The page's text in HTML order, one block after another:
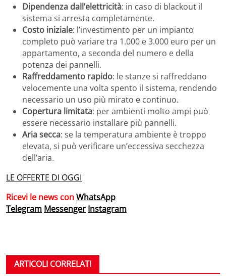
Dipendenza dall’elettricità: in caso di blackout il
sistema si arresta completamente.
Costo iniziale: l’investimento per un impianto
completo può variare tra 1.000 e 3.000 euro per un
appartamento, a seconda del numero e della
potenza dei pannelli.
Raffreddamento rapido: le stanze si raffreddano
velocemente una volta spento il sistema, rendendo
necessario un uso più mirato e continuo.
Copertura limitata: per ambienti molto ampi può
essere necessario installare più pannelli.
Aria secca: se la temperatura ambiente è troppo
elevata, si può verificare un’eccessiva secchezza
dell’aria.
LE OFFERTE DI OGGI
Ricevi le news conWhatsApp
Telegram Messenger Instagram
ARTICOLI CORRELATI